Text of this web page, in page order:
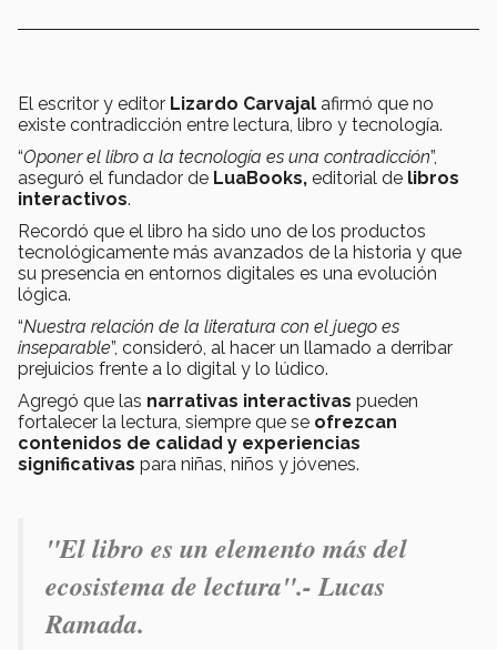
El escritor y editor Lizardo Carvajal afirmó que no
existe contradicción entre lectura, libro y tecnología.
“Oponer el libro a la tecnología es una contradicción”,
aseguró el fundador de LuaBooks, editorial de libros
interactivos.
Recordó que el libro ha sido uno de los productos
tecnológicamente más avanzados de la historia y que
su presencia en entornos digitales es una evolución
lógica.
“Nuestra relación de la literatura con el juego es
inseparable”, consideró, al hacer un llamado a derribar
prejuicios frente a lo digital y lo lúdico.
Agregó que las narrativas interactivas pueden
fortalecer la lectura, siempre que se ofrezcan
contenidos de calidad y experiencias
significativas para niñas, niños y jóvenes.
"El libro es un elemento más del
ecosistema de lectura".- Lucas
Ramada.